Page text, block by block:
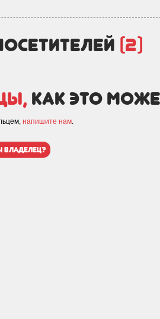
(2)
как это
напишите нам.
владелец?